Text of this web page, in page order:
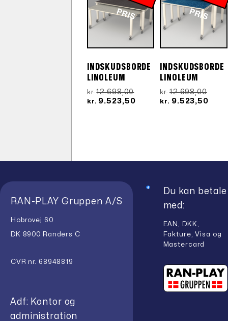
P
IS
INDSKUDSBORDE
LINOLEUM
kr. 12.698,00Den
oprindelige
kr. 9.523,50Den
P
IS
INDSKUDSBORDE
LINOLEUM
kr. 12.698,00Den
kr. 9.523,50
RAN-PLAY Gruppen A/S
Hobrovej 60
DK 8900 Randers C
CVR nr. 68948819
Adf: Kontor og
administration
Du kan betale
med:
EAN, DKK,
Fakture, Visa og
Mastercard